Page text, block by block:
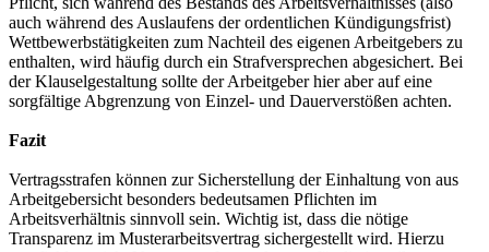
auch während des Auslaufens der ordentlichen Kündigungsfrist)
Wettbewerbstätigkeiten zum Nachteil des eigenen Arbeitgebers zu
enthalten, wird häufig durch ein Strafversprechen abgesichert. Bei
der Klauselgestaltung sollte der Arbeitgeber hier aber auf eine
sorgfältige Abgrenzung von Einzel- und Dauerverstößen achten.
Fazit
Vertragsstrafen können zur Sicherstellung der Einhaltung von aus
Arbeitgebersicht besonders bedeutsamen Pflichten im
Arbeitsverhältnis sinnvoll sein. Wichtig ist, dass die nötige
Transparenz im Musterarbeitsvertrag sichergestellt wird. Hierzu